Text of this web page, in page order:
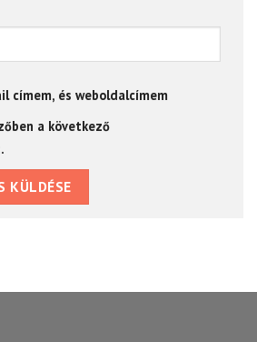
címem, és weboldalcímem
a következő